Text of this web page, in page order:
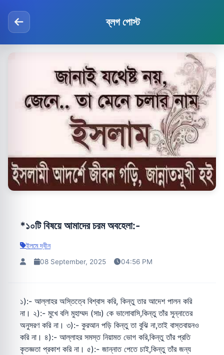
ব্লগ পোস্ট
*১০টি বিষয়ে আমাদের চরম অবহেলা:-
ইলমে দ্বীন
08 September, 2025 04:56 PM
১):- আল্লাহর অস্তিত্বে বিশ্বাস করি, কিন্তু তার আদেশ পালন করি
না। ২):- মুখে বলি মুহাম্মদ (সাঃ) কে ভালোবাসি,কিন্তু তাঁর সুন্নাতের
অনুসরণ করি না। ৩):- কুরআন পড়ি কিন্তু তা বুঝি না,তাই বাস্তবায়নও
করি না। ৪):- আল্লাহর সমস্ত নিয়ামত ভোগ করি,কিন্তু তাঁর প্রতি
কৃতজ্ঞতা প্রকাশ করি না। ৫):- জান্নাত পেতে চাই,কিন্তু তাঁর জন্য